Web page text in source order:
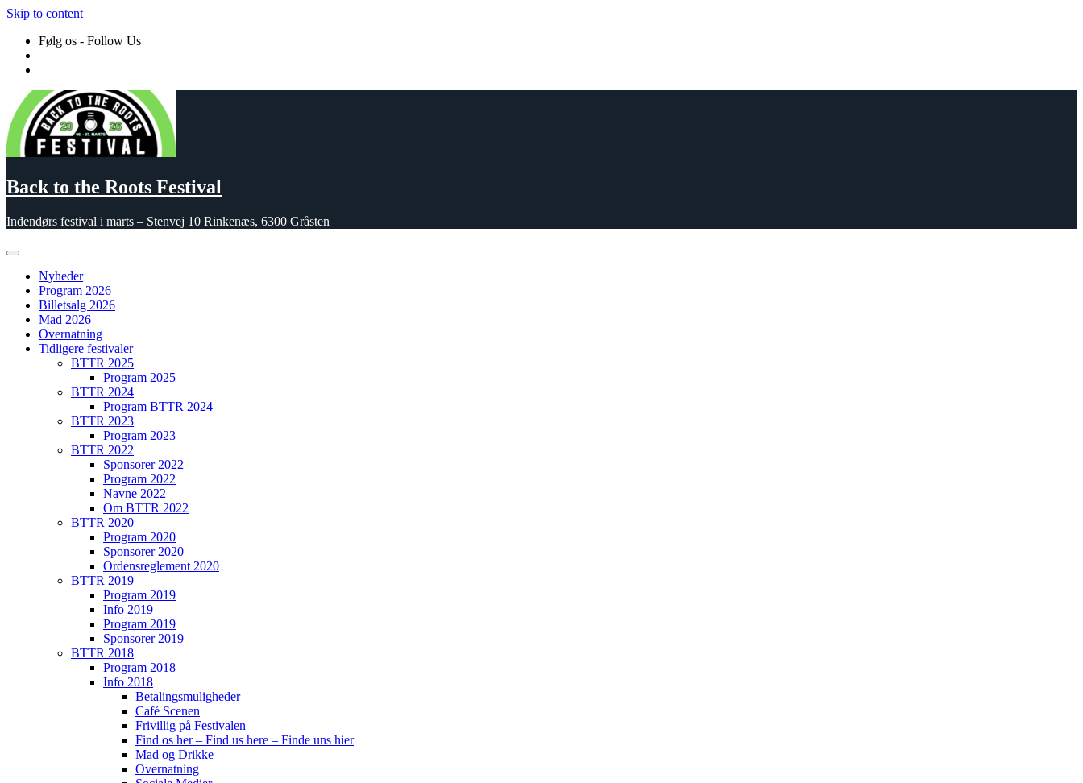
Skip to content
Følg os - Follow Us
Back to the Roots Festival
Indendørs festival i marts – Stenvej 10 Rinkenæs, 6300 Gråsten
Nyheder
Program 2026
Billetsalg 2026
Mad 2026
Overnatning
Tidligere festivaler
BTTR 2025
Program 2025
BTTR 2024
Program BTTR 2024
BTTR 2023
Program 2023
BTTR 2022
Sponsorer 2022
Program 2022
Navne 2022
Om BTTR 2022
BTTR 2020
Program 2020
Sponsorer 2020
Ordensreglement 2020
BTTR 2019
Program 2019
Info 2019
Program 2019
Sponsorer 2019
BTTR 2018
Program 2018
Info 2018
Betalingsmuligheder
Café Scenen
Frivillig på Festivalen
Find os her – Find us here – Finde uns hier
Mad og Drikke
Overnatning